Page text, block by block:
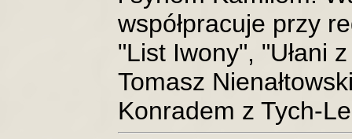
współpracuje przy
"List Iwony", "Ułani
Tomasz
Konradem z Tych-